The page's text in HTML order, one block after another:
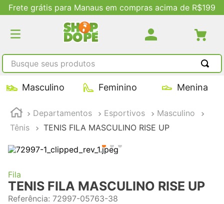
Frete grátis para Manaus em compras acima de R$199
Busque seus produtos
Masculino Feminino Menina
Departamentos Esportivos
Masculino
Tênis
TENIS FILA MASCULINO RISE UP
Fila
TENIS FILA MASCULINO RISE UP
Referência: 72997-05763-38
TERMOS MAIS BUSCADOS
2
tenis feminino
4º
adidas